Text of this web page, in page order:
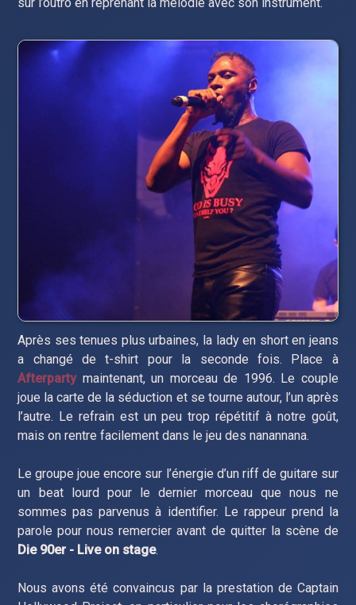
sur l’outro en reprenant la mélodie avec son instrument.
Après ses tenues plus urbaines, la lady en short en jeans
a changé de t-shirt pour la seconde fois. Place à
Afterpartymaintenant, un morceau de 1996. Le couple
joue la carte de la séduction et se tourne autour, l’un après
l’autre. Le refrain est un peu trop répétitif à notre goût,
mais on rentre facilement dans le jeu des nanannana.
Le groupe joue encore sur l’énergie d’un riff de guitare sur
un beat lourd pour le dernier morceau que nous ne
sommes pas parvenus à identifier. Le rappeur prend la
parole pour nous remercier avant de quitter la scène de
Die 90er - Live on stage.
Nous avons été convaincus par la prestation de Captain